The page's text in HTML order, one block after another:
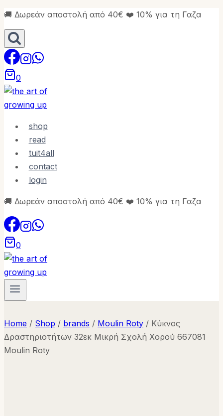
Skip
to
content
🚚 Δωρεάν αποστολή από 40€ ❤️ 10% για τη Γαζα
0
shop
read
tuit4all
contact
login
🚚 Δωρεάν αποστολή από 40€ ❤️ 10% για τη Γαζα
0
Home / Shop / brands / Moulin Roty / Κύκνος
Δραστηριοτήτων 32εκ Μικρή Σχολή Χορού 667081
Moulin Roty